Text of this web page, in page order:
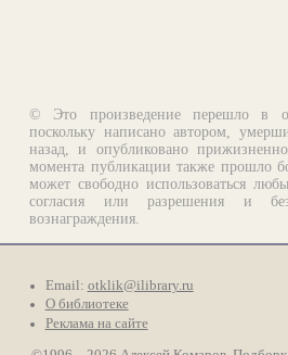
© Это произведение перешло в
поскольку написано автором,
назад, и опубликовано
момента публикации также прошло
может свободно использоваться
согласия или разрешения и
вознаграждения.
Email: otklik@ilibrary.ru
О библиотеке
Реклама на сайте